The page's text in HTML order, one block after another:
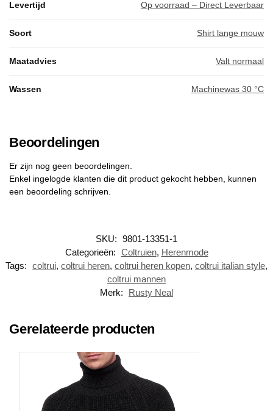
Levertijd Op voorraad – Direct Leverbaar
Soort Shirt lange mouw
Maatadvies Valt normaal
Wassen Machinewas 30 °C
Beoordelingen
Er zijn nog geen beoordelingen.
Enkel ingelogde klanten die dit product gekocht hebben, kunnen
een beoordeling schrijven.
SKU: 9801-13351-1
Categorieën: Coltruien, Herenmode
Tags: coltrui, coltrui heren, coltrui heren kopen, coltrui italian style,
coltrui mannen
Merk:
Rusty Neal
Gerelateerde producten